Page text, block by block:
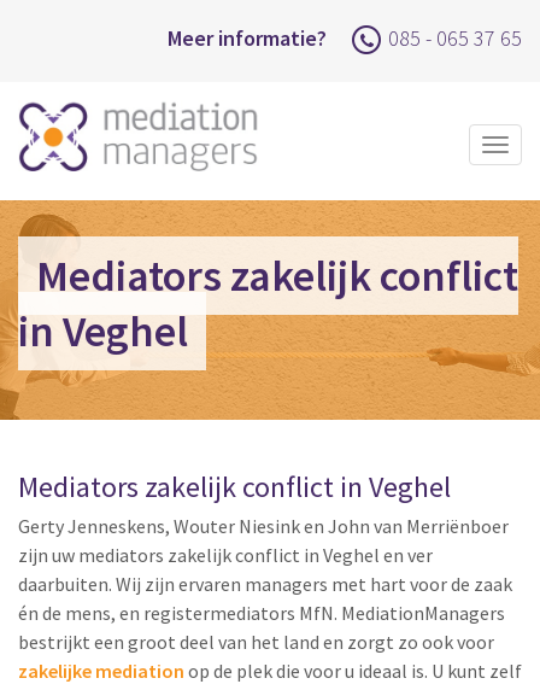
Meer informatie? 085 - 065 37 65
Mediators zakelijk conflict
in Veghel
Mediators zakelijk conflict in Veghel
Gerty Jenneskens, Wouter Niesink en John van Merriënboer
zijn uw mediators zakelijk conflict in Veghel en ver
daarbuiten. Wij zijn ervaren managers met hart voor de zaak
én de mens, en registermediators MfN. MediationManagers
bestrijkt een groot deel van het land en zorgt zo ook voor
zakelijke mediation op de plek die voor u ideaal is. U kunt zelf